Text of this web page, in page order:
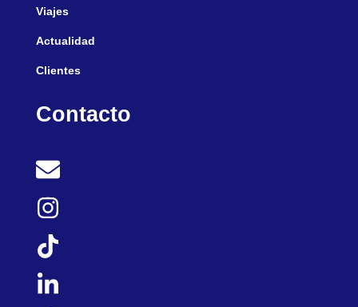
Viajes
Actualidad
Clientes
Contacto